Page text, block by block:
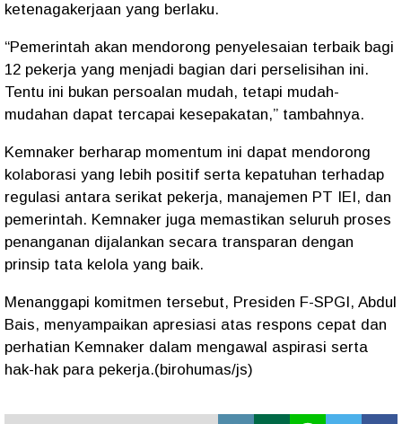
ketenagakerjaan yang berlaku.
“Pemerintah akan mendorong penyelesaian terbaik bagi
12 pekerja yang menjadi bagian dari perselisihan ini.
Tentu ini bukan persoalan mudah, tetapi mudah-
mudahan dapat tercapai kesepakatan,” tambahnya.
Kemnaker berharap momentum ini dapat mendorong
kolaborasi yang lebih positif serta kepatuhan terhadap
regulasi antara serikat pekerja, manajemen PT IEI, dan
pemerintah. Kemnaker juga memastikan seluruh proses
penanganan dijalankan secara transparan dengan
prinsip tata kelola yang baik.
Menanggapi komitmen tersebut, Presiden F-SPGI, Abdul
Bais, menyampaikan apresiasi atas respons cepat dan
perhatian Kemnaker dalam mengawal aspirasi serta
hak-hak para pekerja.(birohumas/js)